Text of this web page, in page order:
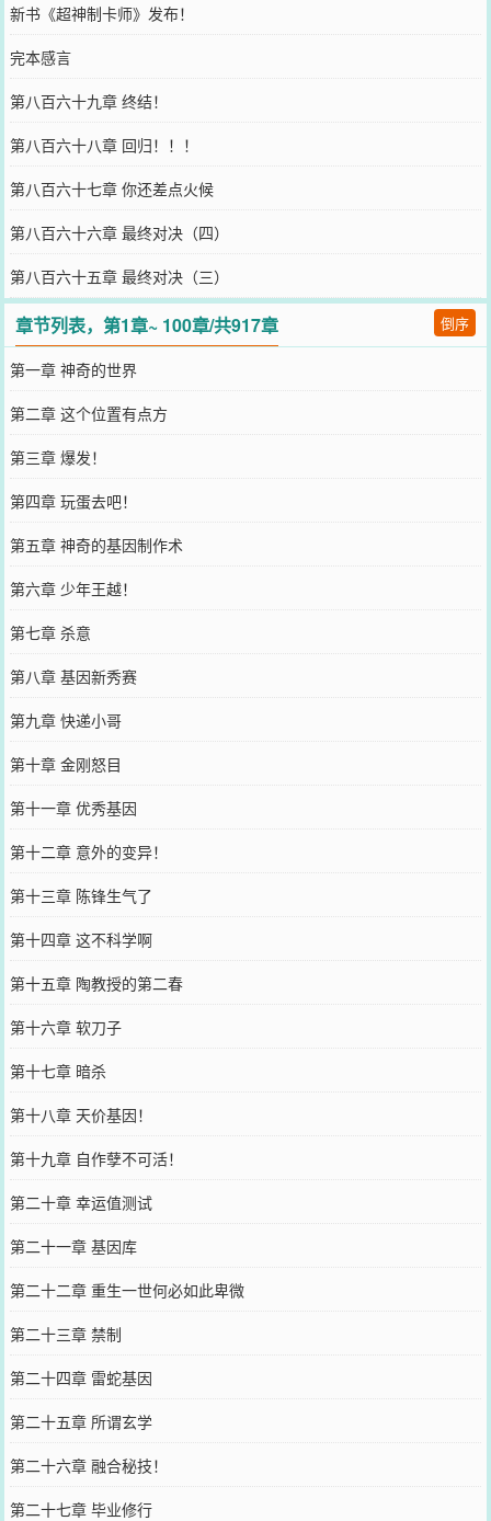
新书《超神制卡师》发布！
完本感言
第八百六十九章 终结！
第八百六十八章 回归！！！
第八百六十七章 你还差点火候
第八百六十六章 最终对决（四）
第八百六十五章 最终对决（三）
章节列表，第1章~ 100章/共917章 倒序
第一章 神奇的世界
第二章 这个位置有点方
第三章 爆发！
第四章 玩蛋去吧！
第五章 神奇的基因制作术
第六章 少年王越！
第七章 杀意
第八章 基因新秀赛
第九章 快递小哥
第十章 金刚怒目
第十一章 优秀基因
第十二章 意外的变异！
第十三章 陈锋生气了
第十四章 这不科学啊
第十五章 陶教授的第二春
第十六章 软刀子
第十七章 暗杀
第十八章 天价基因！
第十九章 自作孽不可活！
第二十章 幸运值测试
第二十一章 基因库
第二十二章 重生一世何必如此卑微
第二十三章 禁制
第二十四章 雷蛇基因
第二十五章 所谓玄学
第二十六章 融合秘技！
第二十七章 毕业修行